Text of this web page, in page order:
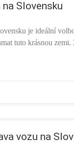
Slovensku
je ideální
tuto krásnou zemi.
vozu na